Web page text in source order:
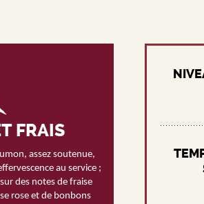
FRAIS
assez soutenue,
au service ;
des notes de fraise
rose et de bonbons